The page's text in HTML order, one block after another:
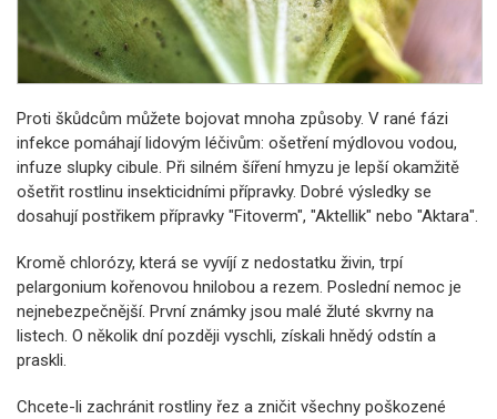
Proti škůdcům můžete bojovat mnoha způsoby. V rané fázi
infekce pomáhají lidovým léčivům: ošetření mýdlovou vodou,
infuze slupky cibule. Při silném šíření hmyzu je lepší okamžitě
ošetřit rostlinu insekticidními přípravky. Dobré výsledky se
dosahují postřikem přípravky "Fitoverm", "Aktellik" nebo "Aktara".
Kromě chlorózy, která se vyvíjí z nedostatku živin, trpí
pelargonium kořenovou hnilobou a rezem. Poslední nemoc je
nejnebezpečnější. První známky jsou malé žluté skvrny na
listech. O několik dní později vyschli, získali hnědý odstín a
praskli.
Chcete-li zachránit rostliny řez a zničit všechny poškozené